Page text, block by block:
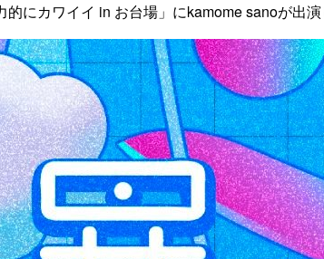
にカワイイ in お台場」にkamome sanoが出演